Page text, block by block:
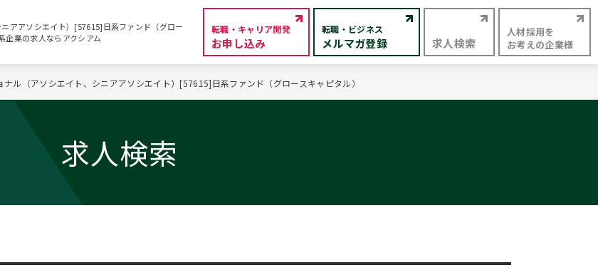
アアソシエイト）[57615]日系ファンド（グロー
企業の求人ならアクシアム
転職・キャリア開発
お申し込み
転職・ビジネス
メルマガ登録 求人検索
人材採用を
お考えの企業様
ル（アソシエイト、シニアアソシエイト）[57615]日系ファンド（グロースキャピタル）
求人検索